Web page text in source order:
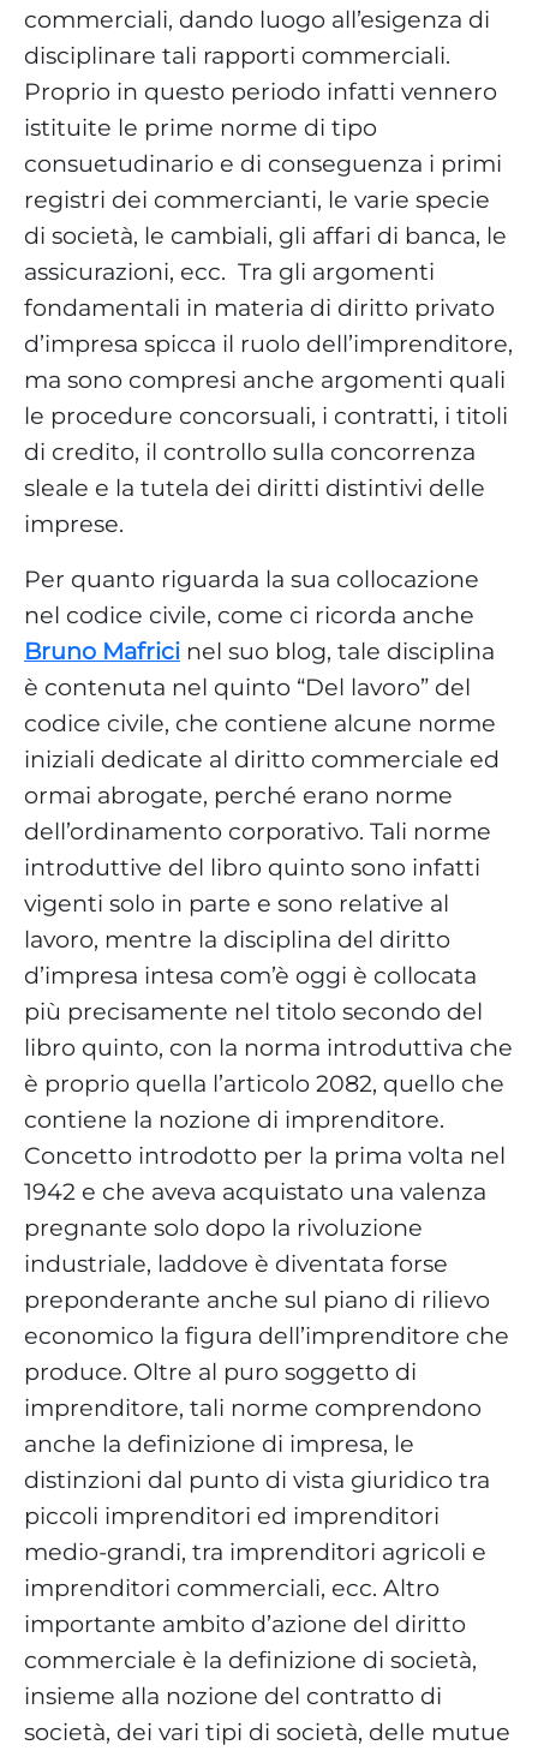
commerciali, dando luogo all’esigenza di
disciplinare tali rapporti commerciali.
Proprio in questo periodo infatti vennero
istituite le prime norme di tipo
consuetudinario e di conseguenza i primi
registri dei commercianti, le varie specie
di società, le cambiali, gli affari di banca, le
assicurazioni, ecc. Tra gli argomenti
fondamentali in materia di diritto privato
d’impresa spicca il ruolo dell’imprenditore,
ma sono compresi anche argomenti quali
le procedure concorsuali, i contratti, i titoli
di credito, il controllo sulla concorrenza
sleale e la tutela dei diritti distintivi delle
imprese.
Per quanto riguarda la sua collocazione
nel codice civile, come ci ricorda anche
Bruno Mafrici nel suo blog, tale disciplina
è contenuta nel quinto “Del lavoro” del
codice civile, che contiene alcune norme
iniziali dedicate al diritto commerciale ed
ormai abrogate, perché erano norme
dell’ordinamento corporativo. Tali norme
introduttive del libro quinto sono infatti
vigenti solo in parte e sono relative al
lavoro, mentre la disciplina del diritto
d’impresa intesa com’è oggi è collocata
più precisamente nel titolo secondo del
libro quinto, con la norma introduttiva che
è proprio quella l’articolo 2082, quello che
contiene la nozione di imprenditore.
Concetto introdotto per la prima volta nel
1942 e che aveva acquistato una valenza
pregnante solo dopo la rivoluzione
industriale, laddove è diventata forse
preponderante anche sul piano di rilievo
economico la figura dell’imprenditore che
produce. Oltre al puro soggetto di
imprenditore, tali norme comprendono
anche la definizione di impresa, le
distinzioni dal punto di vista giuridico tra
piccoli imprenditori ed imprenditori
medio-grandi, tra imprenditori agricoli e
imprenditori commerciali, ecc. Altro
importante ambito d’azione del diritto
commerciale è la definizione di società,
insieme alla nozione del contratto di
società, dei vari tipi di società, delle mutue